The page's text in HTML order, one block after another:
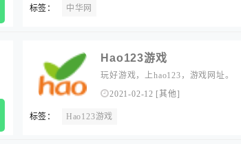
标签： 中华网
Hao123游戏
玩好游戏，上hao123，游戏网址。
2021-02-12 [其他]
标签： Hao123游戏